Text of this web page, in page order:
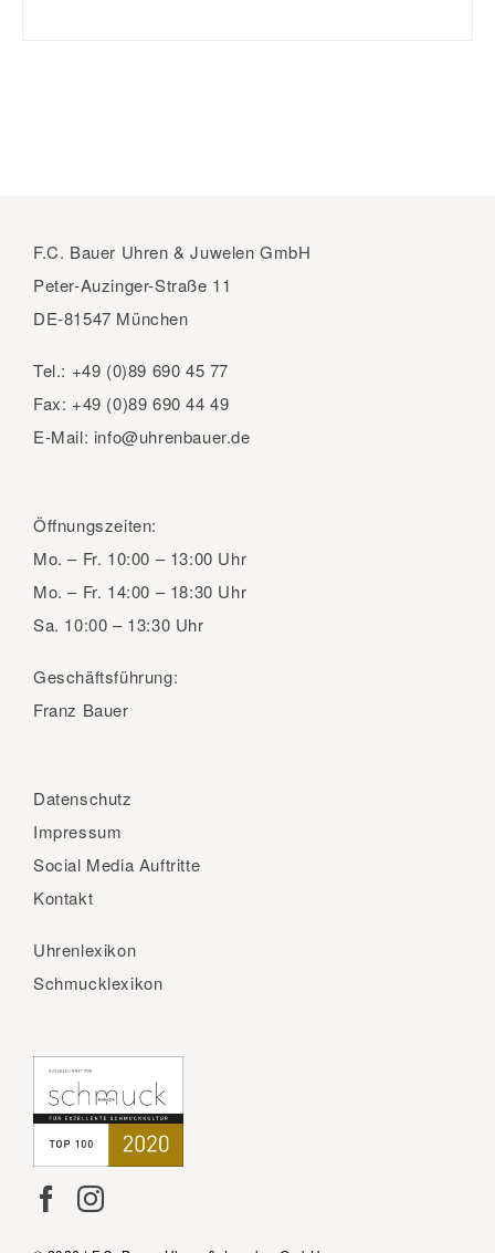
F.C. Bauer Uhren & Juwelen GmbH
Peter-Auzinger-Straße 11
DE-81547 München
Tel.: +49 (0)89 690 45 77
Fax: +49 (0)89 690 44 49
E-Mail: info@uhrenbauer.de
Öffnungszeiten:
Mo. – Fr. 10:00 – 13:00 Uhr
Mo. – Fr. 14:00 – 18:30 Uhr
Sa. 10:00 – 13:30 Uhr
Geschäftsführung:
Franz Bauer
Datenschutz
Impressum
Social Media Auftritte
Kontakt
Uhrenlexikon
Schmucklexikon